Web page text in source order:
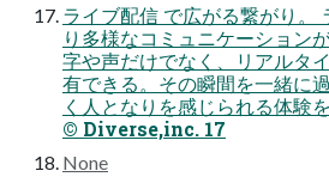
ライブ配信 で広がる繋がり。
り多様なコミュニケーション
字や声だけでなく、リアルタ
有できる。その瞬間を一緒に
く人となりを感じられる体験
©︎ Diverse,inc. 17
None